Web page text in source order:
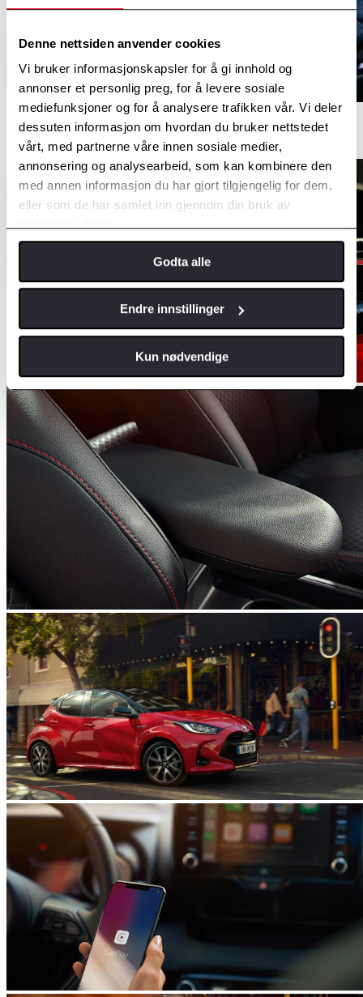
Denne nettsiden anvender cookies
Vi bruker informasjonskapsler for å gi innhold og
annonser et personlig preg, for å levere sosiale
mediefunksjoner og for å analysere trafikken vår. Vi deler
dessuten informasjon om hvordan du bruker nettstedet
vårt, med partnerne våre innen sosiale medier,
annonsering og analysearbeid, som kan kombinere den
med annen informasjon du har gjort tilgjengelig for dem,
eller som de har samlet inn gjennom din bruk av
Godta alle
Endre innstillinger
Kun nødvendige
Yaris Hybrid har følgende utstyrsgrader: